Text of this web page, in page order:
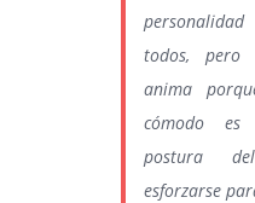
todos, pero
anima
cómodo
postura
esforzarse